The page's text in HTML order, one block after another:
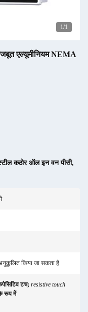
1/1
एल्यूमीनियम NEMA
कठोर ऑल इन वन पीसी,
किया जा सकता है
टच; resistive touch
रूप में